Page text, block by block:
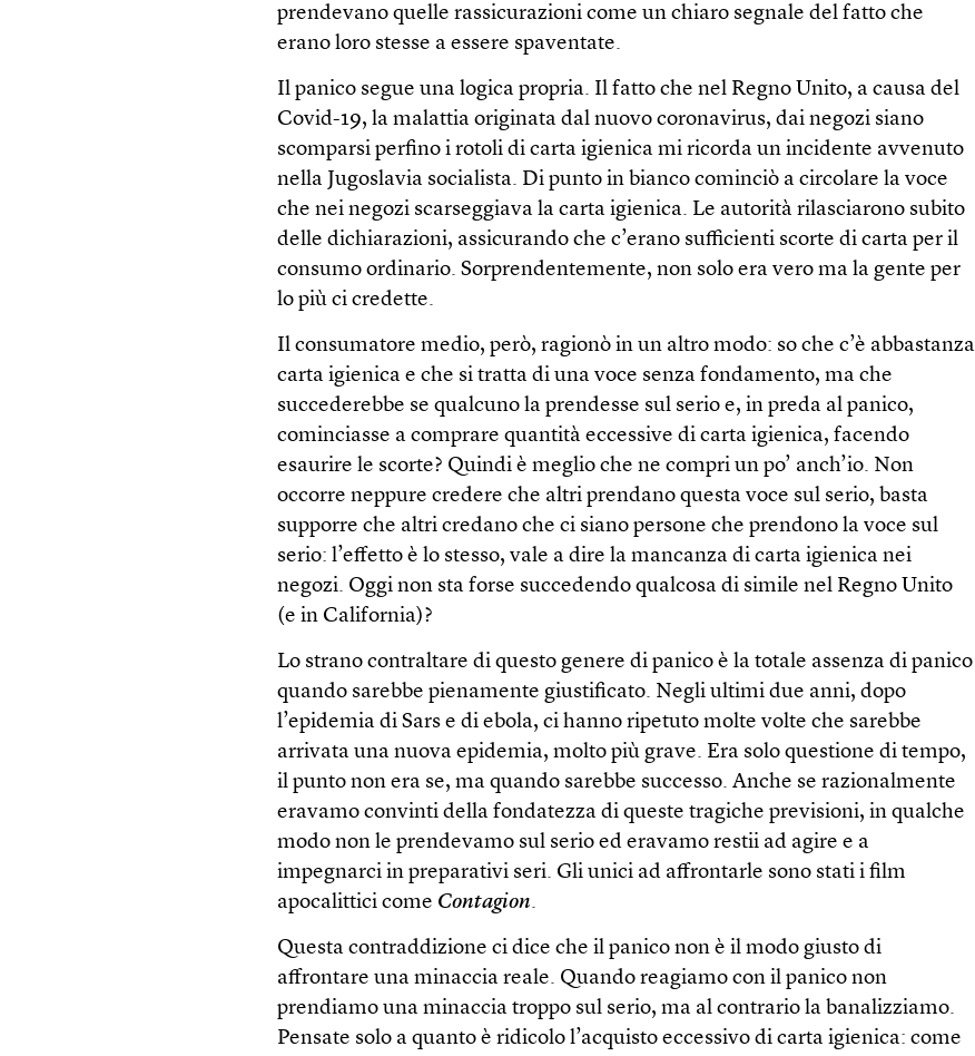
prendevano quelle rassicurazioni come un chiaro segnale del fatto che
erano loro stesse a essere spaventate.
Il panico segue una logica propria. Il fatto che nel Regno Unito, a causa del
Covid-19, la malattia originata dal nuovo coronavirus, dai negozi siano
scomparsi perfino i rotoli di carta igienica mi ricorda un incidente avvenuto
nella Jugoslavia socialista. Di punto in bianco cominciò a circolare la voce
che nei negozi scarseggiava la carta igienica. Le autorità rilasciarono subito
delle dichiarazioni, assicurando che c’erano sufficienti scorte di carta per il
consumo ordinario. Sorprendentemente, non solo era vero ma la gente per
lo più ci credette.
Il consumatore medio, però, ragionò in un altro modo: so che c’è abbastanza
carta igienica e che si tratta di una voce senza fondamento, ma che
succederebbe se qualcuno la prendesse sul serio e, in preda al panico,
cominciasse a comprare quantità eccessive di carta igienica, facendo
esaurire le scorte? Quindi è meglio che ne compri un po’ anch’io. Non
occorre neppure credere che altri prendano questa voce sul serio, basta
supporre che altri credano che ci siano persone che prendono la voce sul
serio: l’effetto è lo stesso, vale a dire la mancanza di carta igienica nei
negozi. Oggi non sta forse succedendo qualcosa di simile nel Regno Unito
(e in California)?
Lo strano contraltare di questo genere di panico è la totale assenza di panico
quando sarebbe pienamente giustificato. Negli ultimi due anni, dopo
l’epidemia di Sars e di ebola, ci hanno ripetuto molte volte che sarebbe
arrivata una nuova epidemia, molto più grave. Era solo questione di tempo,
il punto non era se, ma quando sarebbe successo. Anche se razionalmente
eravamo convinti della fondatezza di queste tragiche previsioni, in qualche
modo non le prendevamo sul serio ed eravamo restii ad agire e a
impegnarci in preparativi seri. Gli unici ad affrontarle sono stati i film
apocalittici come Contagion.
Questa contraddizione ci dice che il panico non è il modo giusto di
affrontare una minaccia reale. Quando reagiamo con il panico non
prendiamo una minaccia troppo sul serio, ma al contrario la banalizziamo.
Pensate solo a quanto è ridicolo l’acquisto eccessivo di carta igienica: come